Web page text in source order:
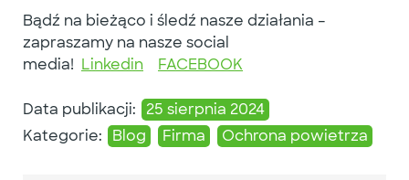
Bądź na bieżąco i śledź nasze działania –
zapraszamy na nasze social
media! Linkedin FACEBOOK
Data publikacji:
25 sierpnia 2024
Kategorie:
Blog Firma Ochrona powietrza